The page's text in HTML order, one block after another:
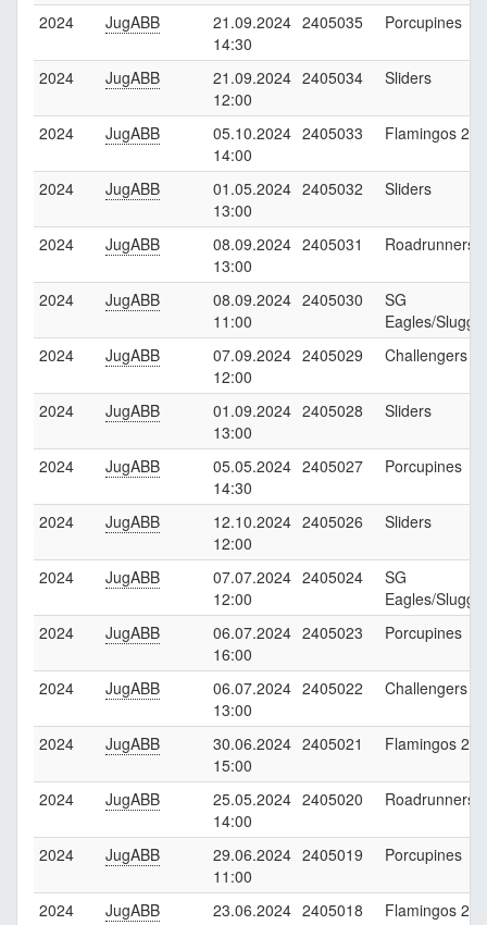
2024 JugABB
21.09.2024
14:30
2405035 Porcupines
2024 JugABB
21.09.2024
12:00
2405034 Sliders
2024 JugABB
05.10.2024
14:00
2405033 Flamingos 2
2024 JugABB
01.05.2024
13:00
2405032 Sliders
2024 JugABB
08.09.2024
13:00
2405031 Roadrunners
2024 JugABB
08.09.2024
11:00
2405030
SG
Eagles/
2024
JugABB
07.09.2024
12:00
2405029 Challengers
2024 JugABB
01.09.2024
13:00
2405028 Sliders
2024 JugABB
05.05.2024
14:30
2405027 Porcupines
2024 JugABB
12.10.2024
12:00
2405026 Sliders
2024 JugABB
07.07.2024
12:00
2405024
SG
Eagles/
2024
JugABB
06.07.2024
16:00
2405023 Porcupines
2024 JugABB
06.07.2024
13:00
2405022 Challengers
2024 JugABB
30.06.2024
15:00
2405021 Flamingos 2
2024 JugABB
25.05.2024
14:00
2405020 Roadrunners
2024 JugABB
29.06.2024
11:00
2405019 Porcupines
2024 JugABB
23.06.2024 2405018 Flamingos 2